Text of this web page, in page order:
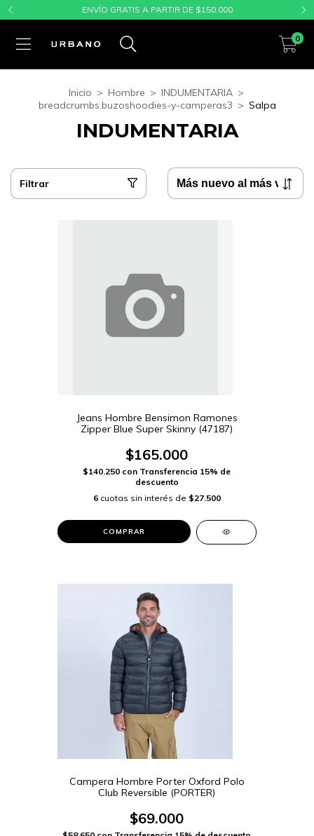
ENVÍO GRATIS A PARTIR DE $150.000
0
Inicio > Hombre > INDUMENTARIA >
breadcrumbs.buzoshoodies-y-camperas3 > Salpa
INDUMENTARIA
Filtrar
Jeans Hombre Bensimon Ramones
Zipper Blue Super Skinny (47187)
$165.000
$140.250 con Transferencia 15% de
descuento
6 cuotas sin interés de $27.500
COMPRAR
Campera Hombre Porter Oxford Polo
Club Reversible (PORTER)
$69.000